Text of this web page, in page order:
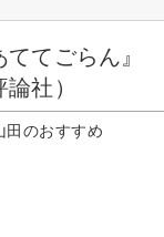
ててごらん
社）
田のおすすめ